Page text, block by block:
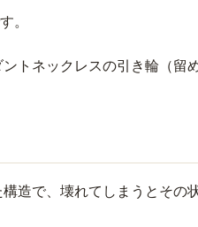
。
トネックレスの引き輪（留
造で、壊れてしまうとその